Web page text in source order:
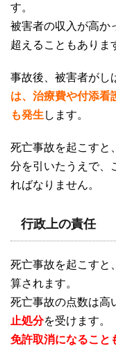
す。
被害者の収入が高か
超えることもありま
事故後、被害者がし
は、治療費や付添看
も発生 します。
死亡事故を起こすと
分を引いたうえで、
ればなりません。
行政上の責任
死亡事故を起こすと
算されます。
死亡事故の点数は高
止処分を受けます。
免許取消になること